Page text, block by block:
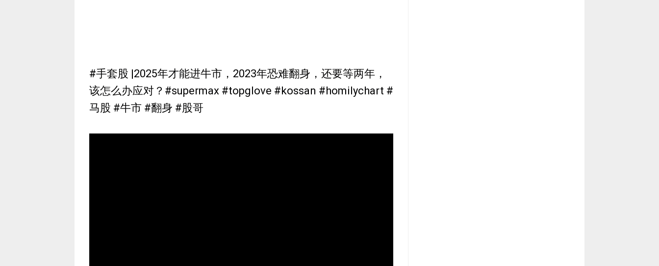
#手套股 |2025年才能进牛市，2023年恐难翻身，还要等两年，
该怎么办应对？#supermax #topglove #kossan #homilychart #
马股 #牛市 #翻身 #股哥